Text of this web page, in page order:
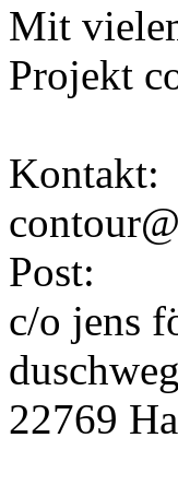
Mit
Projekt
Kontakt:
Post:
c/o jens
22769